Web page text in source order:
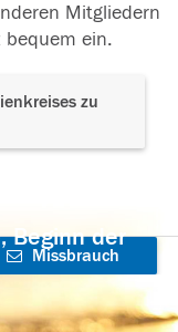
Mitgliedern
bequem ein.
zu
Beginn der
Missbrauch